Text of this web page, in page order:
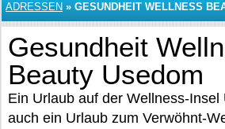
ADRESSEN » GESUNDHEIT WELLNESS
Gesundheit
Beauty Usedom
Ein Urlaub auf der Wellness-
auch ein Urlaub zum Verwöhnt-